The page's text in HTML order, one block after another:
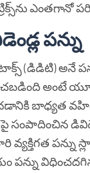
ఎంతగానో
పన్ను
(డిడిటి) అనే
అంటే
బాధ్యత
సంపాదించిన
పన్ను
పన్ను